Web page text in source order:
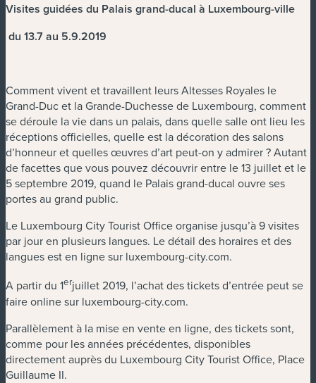
Visites guidées du Palais grand-ducal à Luxembourg-ville
du 13.7 au 5.9.2019
Comment vivent et travaillent leurs Altesses Royales le
Grand-Duc et la Grande-Duchesse de Luxembourg, comment
se déroule la vie dans un palais, dans quelle salle ont lieu les
réceptions officielles, quelle est la décoration des salons
d’honneur et quelles œuvres d’art peut-on y admirer ? Autant
de facettes que vous pouvez découvrir entre le 13 juillet et le
5 septembre 2019, quand le Palais grand-ducal ouvre ses
portes au grand public.
Le Luxembourg City Tourist Office organise jusqu’à 9 visites
par jour en plusieurs langues. Le détail des horaires et des
langues est en ligne sur luxembourg-city.com.
A partir du 1erjuillet 2019, l’achat des tickets d’entrée peut se
faire online sur luxembourg-city.com.
Parallèlement à la mise en vente en ligne, des tickets sont,
comme pour les années précédentes, disponibles
directement auprès du Luxembourg City Tourist Office, Place
Guillaume II.